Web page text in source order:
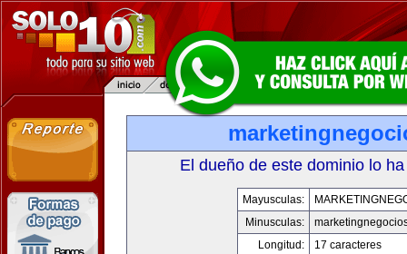
El dueño de este dominio lo
Mayusculas:
Minusculas:
Longitud:
17 caracteres